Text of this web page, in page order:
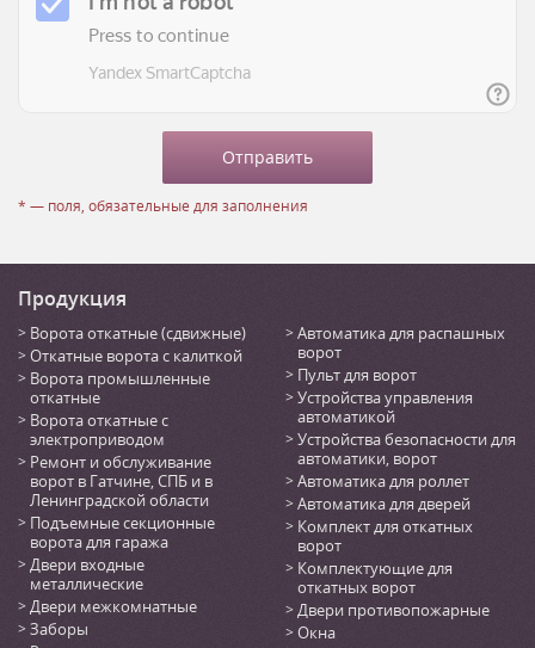
* — поля, обязательные для заполнения
Продукция
Ворота откатные (сдвижные)
Откатные ворота с калиткой
Ворота промышленные
откатные
Ворота откатные с
электроприводом
Ремонт и обслуживание
ворот в Гатчине, СПБ и в
Ленинградской области
Подъемные секционные
ворота для гаража
Двери входные
металлические
Двери межкомнатные
Заборы
Автоматика для распашных
ворот
Пульт для ворот
Устройства управления
автоматикой
Устройства безопасности для
автоматики, ворот
Автоматика для роллет
Автоматика для дверей
Комплект для откатных
ворот
Комплектующие для
откатных ворот
Двери противопожарные
Окна